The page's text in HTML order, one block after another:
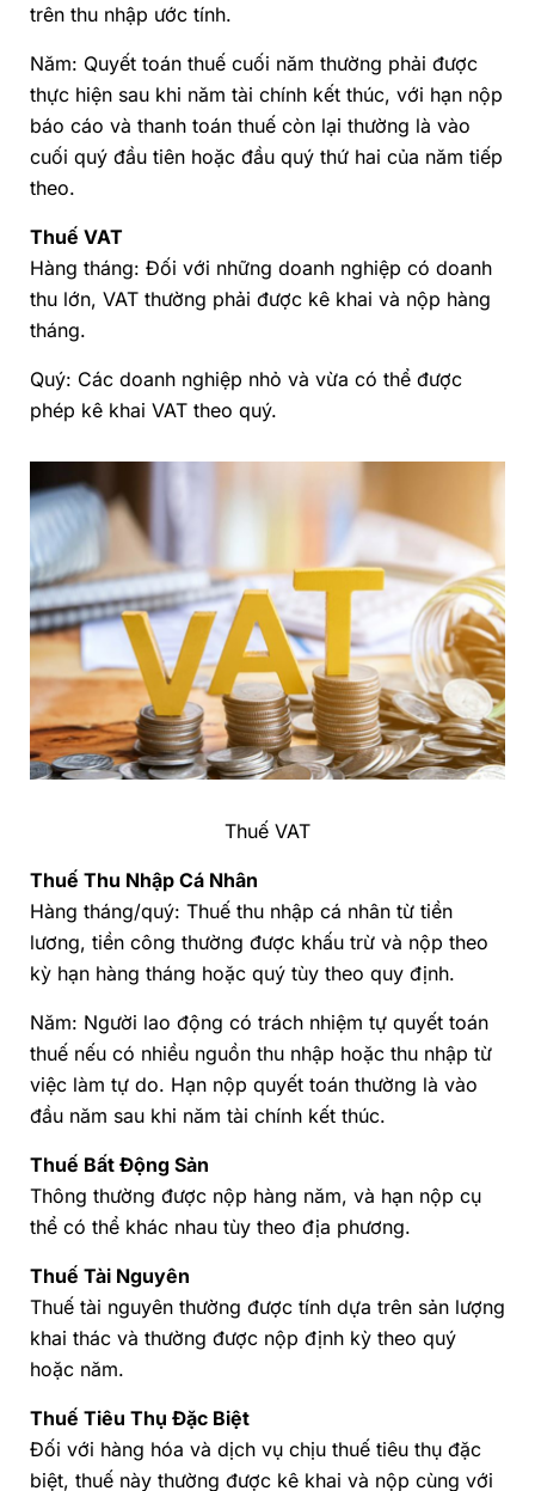
trên thu nhập ước tính.
Năm: Quyết toán thuế cuối năm thường phải được
thực hiện sau khi năm tài chính kết thúc, với hạn nộp
báo cáo và thanh toán thuế còn lại thường là vào
cuối quý đầu tiên hoặc đầu quý thứ hai của năm tiếp
theo.
Thuế VAT
Hàng tháng: Đối với những doanh nghiệp có doanh
thu lớn, VAT thường phải được kê khai và nộp hàng
tháng.
Quý: Các doanh nghiệp nhỏ và vừa có thể được
phép kê khai VAT theo quý.
Thuế VAT
Thuế Thu Nhập Cá Nhân
Hàng tháng/quý: Thuế thu nhập cá nhân từ tiền
lương, tiền công thường được khấu trừ và nộp theo
kỳ hạn hàng tháng hoặc quý tùy theo quy định.
Năm: Người lao động có trách nhiệm tự quyết toán
thuế nếu có nhiều nguồn thu nhập hoặc thu nhập từ
việc làm tự do. Hạn nộp quyết toán thường là vào
đầu năm sau khi năm tài chính kết thúc.
Thuế Bất Động Sản
Thông thường được nộp hàng năm, và hạn nộp cụ
thể có thể khác nhau tùy theo địa phương.
Thuế Tài Nguyên
Thuế tài nguyên thường được tính dựa trên sản lượng
khai thác và thường được nộp định kỳ theo quý
hoặc năm.
Thuế Tiêu Thụ Đặc Biệt
Đối với hàng hóa và dịch vụ chịu thuế tiêu thụ đặc
biệt, thuế này thường được kê khai và nộp cùng với